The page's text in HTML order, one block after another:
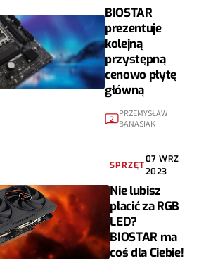
BIOSTAR
prezentuje
kolejną
przystępną
cenowo płytę
główną
2
PRZEMYSŁAW
BANASIAK
SPRZĘT
07 WRZ
2023
Nie lubisz
płacić za RGB
LED?
BIOSTAR ma
coś dla Ciebie!